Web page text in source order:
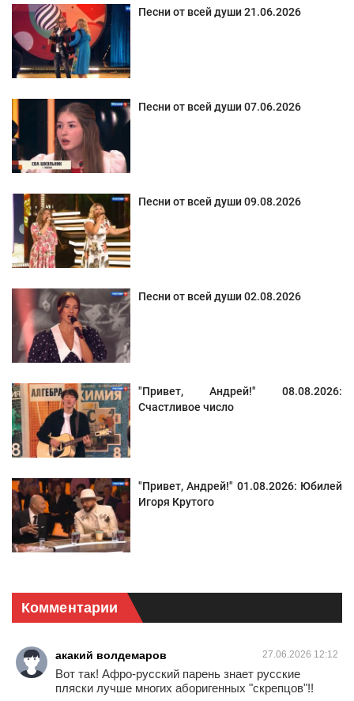
Песни от всей души 21.06.2026
Песни от всей души 07.06.2026
Песни от всей души 09.08.2026
Песни от всей души 02.08.2026
"Привет, Андрей!" 08.08.2026:
Счастливое число
"Привет, Андрей!" 01.08.2026: Юбилей
Игоря Крутого
Комментарии
акакий волдемаров 27.06.2026 12:12
Вот так! Афро-русский парень знает русские
пляски лучше многих аборигенных "скрепцов"!!